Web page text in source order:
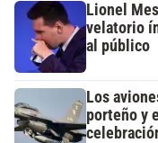
Lionel
velatorio
al público
Los
porteño y